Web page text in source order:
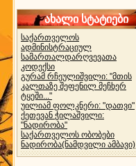
ახალი სტატიები
საქართველოს
ადმინისტრაციულ
სამართალდარღვევათა
კოდექსი
გურამ რჩეულიშვილი: "მთის
კალთაზე შეფენილ მეჩხერ
ტყეში..."
უილიამ ფოლკნერი: "დათვი"
ქეთევან ჭილაშვილი:
"ნადირობა"
საქართველოს ობობები
ნადირობა(ნამდვილი ამბავი)